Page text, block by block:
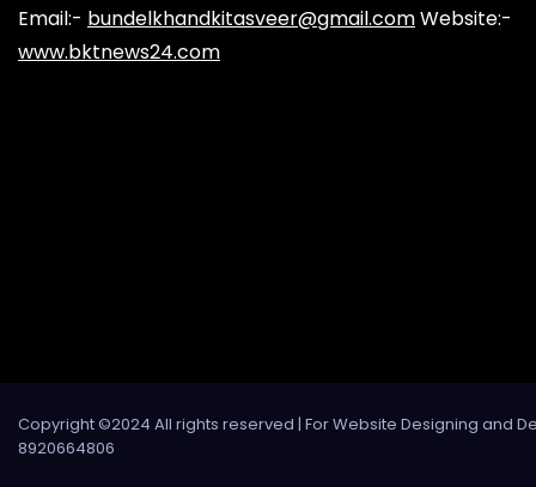
Email:- bundelkhandkitasveer@gmail.comWebsite:-
www.bktnews24.com
Copyright ©2024 All rights reserved | For Website Designing and
8920664806